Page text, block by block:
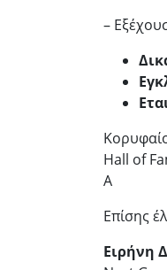
–
Hall of
A
Επίσης
Ειρήνη